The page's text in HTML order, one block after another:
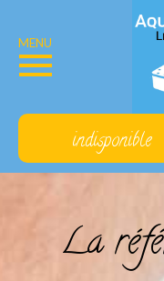
MENU
indisponible
La